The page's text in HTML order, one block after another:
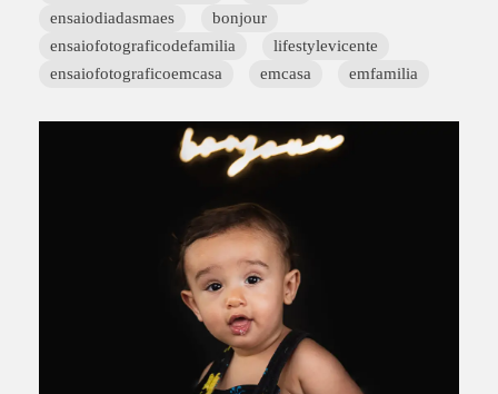
ensaiodiadasmaes
bonjour
ensaiofotograficodefamilia
lifestylevicente
ensaiofotograficoemcasa
emcasa emfamilia